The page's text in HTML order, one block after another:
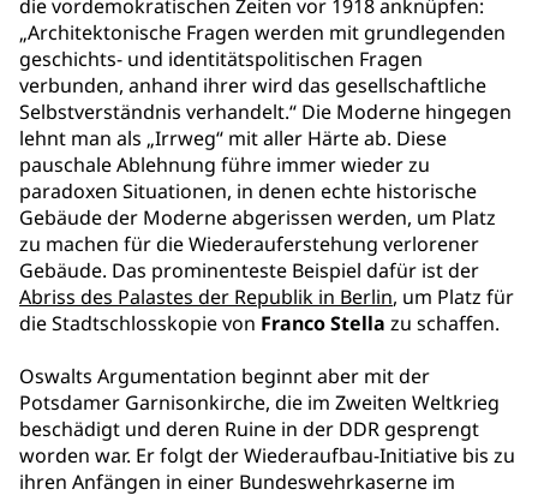
die vordemokratischen Zeiten vor 1918 anknüpfen:
„Architektonische Fragen werden mit grundlegenden
geschichts- und identitätspolitischen Fragen
verbunden, anhand ihrer wird das gesellschaftliche
Selbstverständnis verhandelt.“ Die Moderne hingegen
lehnt man als „Irrweg“ mit aller Härte ab. Diese
pauschale Ablehnung führe immer wieder zu
paradoxen Situationen, in denen echte historische
Gebäude der Moderne abgerissen werden, um Platz
zu machen für die Wiederauferstehung verlorener
Gebäude. Das prominenteste Beispiel dafür ist der
Abriss des Palastes der Republik in Berlin, um Platz für
die Stadtschlosskopie von Franco Stella zu schaffen.
Oswalts Argumentation beginnt aber mit der
Potsdamer Garnisonkirche, die im Zweiten Weltkrieg
beschädigt und deren Ruine in der DDR gesprengt
worden war. Er folgt der Wiederaufbau-Initiative bis zu
ihren Anfängen in einer Bundeswehrkaserne im